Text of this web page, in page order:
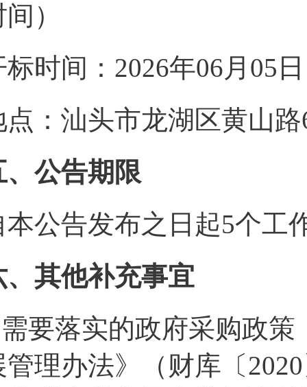
）
标时间：2026年06月05
点：汕头市龙湖区黄山
、公告期限
本公告发布之日起5个工
、其他补充事宜
要落实的政府采购政
管理办法》（财库〔